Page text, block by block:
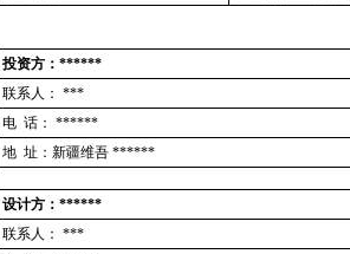
投资方：******
联系人： ***
电 话： ******
地 址：新疆维吾 ******
设计方：******
联系人： ***